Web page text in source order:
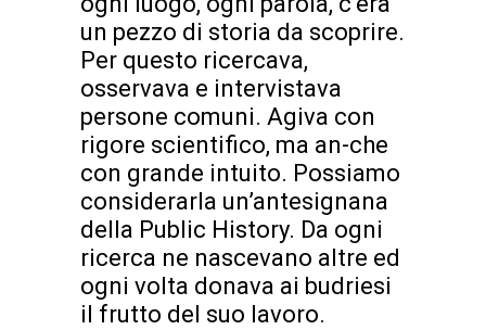
un pezzo di storia da scoprire.
Per questo ricercava,
osservava e intervistava
persone comuni. Agiva con
rigore scientifico, ma an-che
con grande intuito. Possiamo
considerarla un’antesignana
della Public History. Da ogni
ricerca ne nascevano altre ed
ogni volta donava ai budriesi
il frutto del suo lavoro.